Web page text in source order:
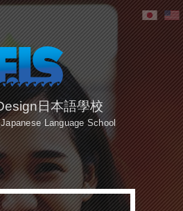
日本語學校
Language School